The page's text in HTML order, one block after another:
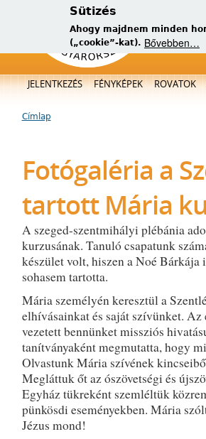
Sütizés
Ahogy majdnem minden
(„cookie”-kat). Bővebben…
Főmenü
JELENTKEZÉS FÉNYKÉPEK ROVATOK
Jelenlegi hely
Címlap
Fotógaléria a
tartott Mária
A szeged-szentmihályi plébánia
kurzusának. Tanuló csapatunk
készület volt, hiszen a Noé Bárkája
sohasem tartotta.
Mária személyén keresztül a
elhívásainkat és saját szívünket.
vezetett bennünket missziós
tanítványaként megmutatta, hogy
Olvastunk Mária szívének
Megláttuk őt az ószövetségi és
Egyház tükreként szemléltük
pünkösdi eseményekben. Mária
Jézus mond!